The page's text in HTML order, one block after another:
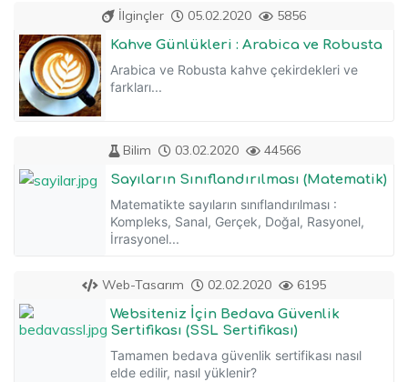
İlginçler 05.02.2020 5856
Kahve Günlükleri : Arabica ve Robusta
Arabica ve Robusta kahve çekirdekleri ve
farkları...
Bilim 03.02.2020 44566
Sayıların Sınıflandırılması (Matematik)
Matematikte sayıların sınıflandırılması :
Kompleks, Sanal, Gerçek, Doğal, Rasyonel,
İrrasyonel...
Web-Tasarım 02.02.2020 6195
Websiteniz İçin Bedava Güvenlik
Sertifikası (SSL Sertifikası)
Tamamen bedava güvenlik sertifikası nasıl
elde edilir, nasıl yüklenir?